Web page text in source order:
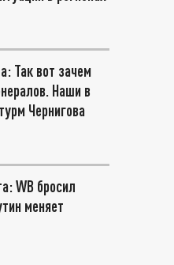
Так вот зачем
Наши в
Чернигова
WB бросил
меняет